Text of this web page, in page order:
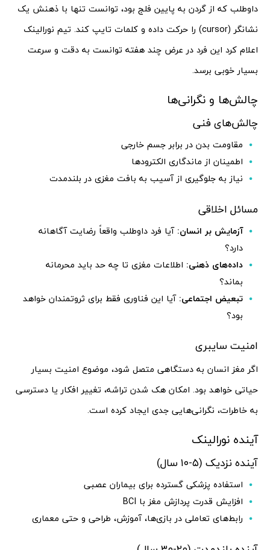
داوطلب که از گردن به پایین فلج بود، توانست تنها با ذهنش یک
نشانگر (cursor) را حرکت داده و کلمات تایپ کند. تیم نورالینک
اعلام کرد این فرد در عرض چند هفته توانست به دقت و سرعت
بسیار خوبی برسد.
چالش‌ها و نگرانی‌ها
چالش‌های فنی
مقاومت بدن در برابر جسم خارجی
اطمینان از ماندگاری الکترودها
نیاز به جلوگیری از آسیب به بافت مغزی در بلندمدت
مسائل اخلاقی
آزمایش بر انسان: آیا فرد داوطلب واقعاً رضایت آگاهانه
دارد؟
داده‌های ذهنی: اطلاعات مغزی تا چه حد باید محرمانه
بماند؟
تبعیض اجتماعی: آیا این فناوری فقط برای ثروتمندان خواهد
بود؟
امنیت سایبری
اگر مغز انسان به دستگاهی متصل شود، موضوع امنیت بسیار
حیاتی خواهد بود. امکان هک شدن تراشه، تغییر افکار یا دسترسی
به خاطرات، نگرانی‌هایی جدی ایجاد کرده است.
آینده نورالینک
آینده نزدیک (۵-۱۰ سال)
استفاده پزشکی گسترده برای بیماران عصبی
افزایش قدرت پردازش مغز با BCI
رابط‌های تعاملی در بازی‌ها، آموزش، طراحی و حتی معماری